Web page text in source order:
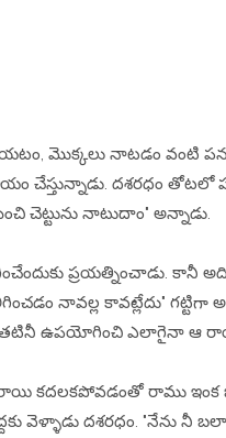
మొక్కలు నాటడం వంటి
చేస్తున్నాడు. దశరధం
చెట్టును నాటుదాం" అన్నాడు.
ప్రయత్నించాడు. కానీ
నావల్ల కావట్లేదు" గట్టిగా
ఉపయోగించి ఎలాగైనా ఆ
కదలకపోవడంతో రాము ఇంక
వెళ్ళాడు దశరధం. "నేను నీ